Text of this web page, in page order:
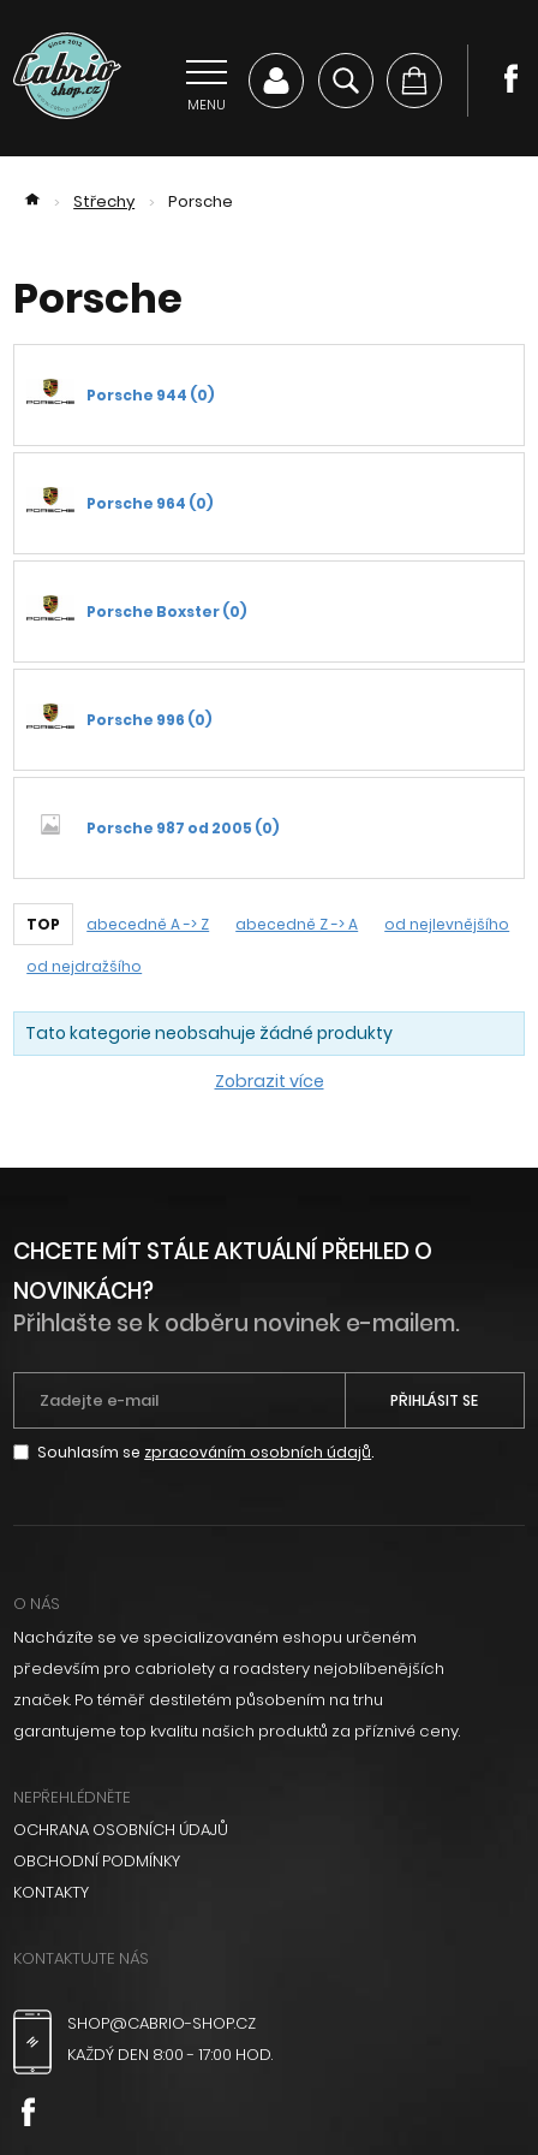
MENU
> Střechy > Porsche
Porsche
Porsche 944 (0)
Porsche 964 (0)
Porsche Boxster (0)
Porsche 996 (0)
Porsche 987 od 2005 (0)
TOP abecedně A -> Z abecedně Z -> A od nejlevnějšího
od nejdražšího
Tato kategorie neobsahuje žádné produkty
Zobrazit více
CHCETE MÍT STÁLE AKTUÁLNÍ PŘEHLED O
NOVINKÁCH?
Přihlašte se k odběru novinek e-mailem.
PŘIHLÁSIT SE
Souhlasím se zpracováním osobních údajů.
O NÁS
Nacházíte se ve specializovaném eshopu určeném
především pro cabriolety a roadstery nejoblíbenějších
značek. Po téměř destiletém působením na trhu
garantujeme top kvalitu našich produktů za příznivé ceny.
NEPŘEHLÉDNĚTE
OCHRANA OSOBNÍCH ÚDAJŮ
OBCHODNÍ PODMÍNKY
KONTAKTY
KONTAKTUJTE NÁS
SHOP@CABRIO-SHOP.CZ
KAŽDÝ DEN 8:00 - 17:00 HOD.